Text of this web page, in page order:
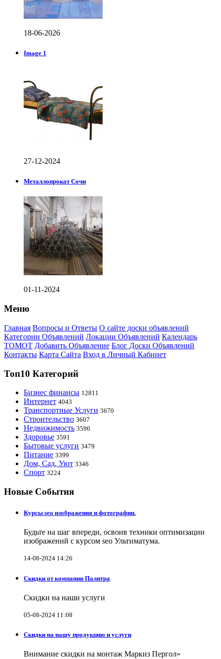
18-06-2026
Image 1
27-12-2024
Металлопрокат Сочи
01-11-2024
Меню
Главная Вопросы и Ответы О сайте доски объявлений
Категории Объявлений Локации Объявлений Календарь
ТОМОТ Добавить Объявление Блог Доски Объявлений
Контакты Карта Сайта Вход в Личный Кабинет
Топ10 Категорий
Бизнес финансы 12811
Интернет 4043
Транспортные Услуги 3670
Строительство 3607
Недвижимость 3596
Здоровье 3591
Бытовые услуги 3479
Питание 3399
Дом, Сад, Уют 3346
Спорт 3224
Новые События
Курсы seo изображения и фотографии.
Будьте на шаг впереди, освоив техники оптимизации
изображений с курсом seo Ультиматума.
14-08-2024 14:26
Скидки от компании Палитра
Скидки на наши услуги
05-08-2024 11:08
Скидки на нашу продукцию и услуги
Внимание скидки на монтаж Маркиз Пергол»